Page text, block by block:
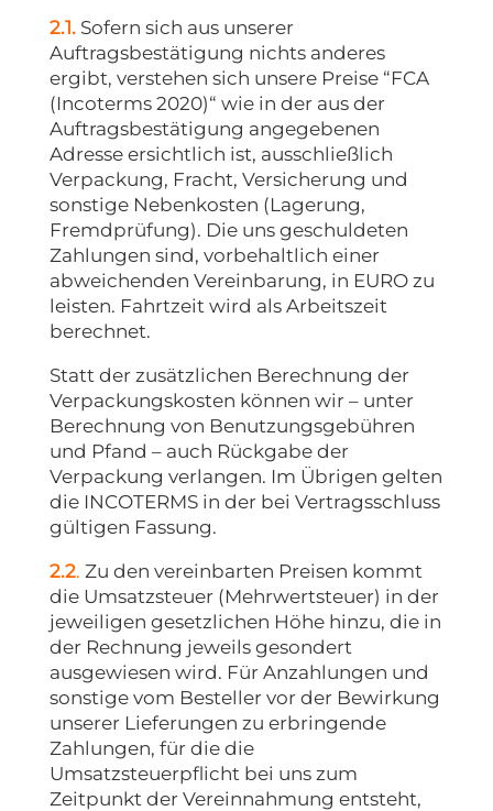
2.1. Sofern sich aus unserer
Auftragsbestätigung nichts anderes
ergibt, verstehen sich unsere Preise “FCA
(Incoterms 2020)“ wie in der aus der
Auftragsbestätigung angegebenen
Adresse ersichtlich ist, ausschließlich
Verpackung, Fracht, Versicherung und
sonstige Nebenkosten (Lagerung,
Fremdprüfung). Die uns geschuldeten
Zahlungen sind, vorbehaltlich einer
abweichenden Vereinbarung, in EURO zu
leisten. Fahrtzeit wird als Arbeitszeit
berechnet.
Statt der zusätzlichen Berechnung der
Verpackungskosten können wir – unter
Berechnung von Benutzungsgebühren
und Pfand – auch Rückgabe der
Verpackung verlangen. Im Übrigen gelten
die INCOTERMS in der bei Vertragsschluss
gültigen Fassung.
2.2. Zu den vereinbarten Preisen kommt
die Umsatzsteuer (Mehrwertsteuer) in der
jeweiligen gesetzlichen Höhe hinzu, die in
der Rechnung jeweils gesondert
ausgewiesen wird. Für Anzahlungen und
sonstige vom Besteller vor der Bewirkung
unserer Lieferungen zu erbringende
Zahlungen, für die die
Umsatzsteuerpflicht bei uns zum
Zeitpunkt der Vereinnahmung entsteht,